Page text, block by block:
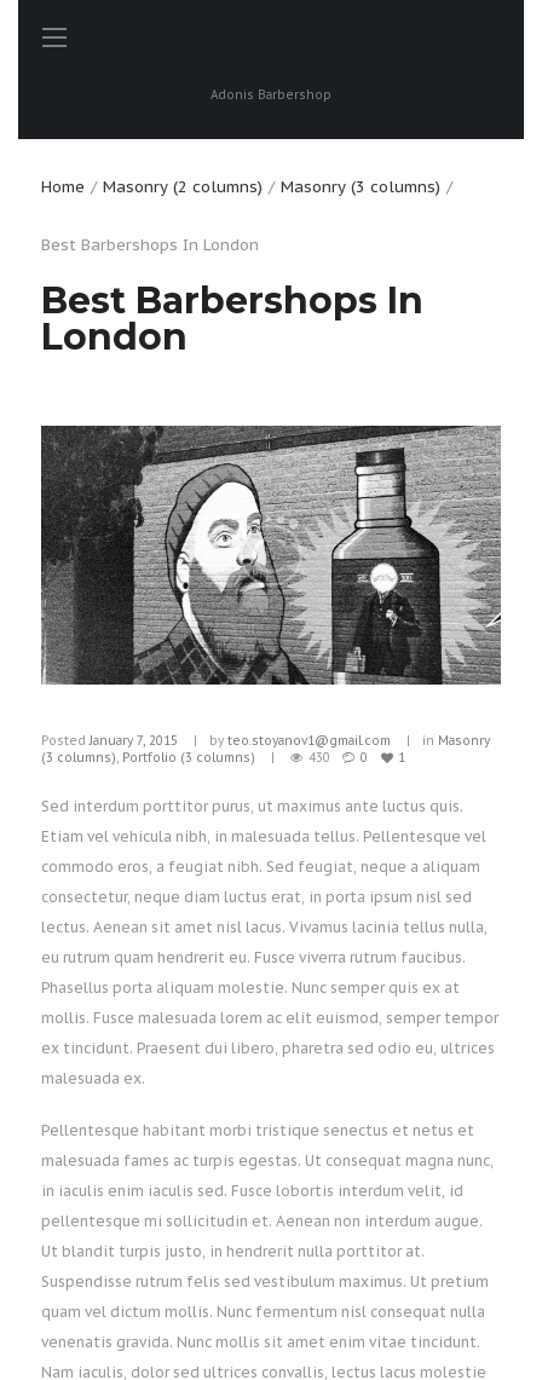
Adonis Barbershop
Home Masonry (2 columns) Masonry (3 columns)
Best Barbershops In London
Best Barbershops In
London
PostedJanuary 7, 2015 by teo.stoyanov1@gmail.com in Masonry
(3 columns), Portfolio (3 columns) 430 0 1
Sed interdum porttitor purus, ut maximus ante luctus quis.
Etiam vel vehicula nibh, in malesuada tellus. Pellentesque vel
commodo eros, a feugiat nibh. Sed feugiat, neque a aliquam
consectetur, neque diam luctus erat, in porta ipsum nisl sed
lectus. Aenean sit amet nisl lacus. Vivamus lacinia tellus nulla,
eu rutrum quam hendrerit eu. Fusce viverra rutrum faucibus.
Phasellus porta aliquam molestie. Nunc semper quis ex at
mollis. Fusce malesuada lorem ac elit euismod, semper tempor
ex tincidunt. Praesent dui libero, pharetra sed odio eu, ultrices
malesuada ex.
Pellentesque habitant morbi tristique senectus et netus et
malesuada fames ac turpis egestas. Ut consequat magna nunc,
in iaculis enim iaculis sed. Fusce lobortis interdum velit, id
pellentesque mi sollicitudin et. Aenean non interdum augue.
Ut blandit turpis justo, in hendrerit nulla porttitor at.
Suspendisse rutrum felis sed vestibulum maximus. Ut pretium
quam vel dictum mollis. Nunc fermentum nisl consequat nulla
venenatis gravida. Nunc mollis sit amet enim vitae tincidunt.
Nam iaculis, dolor sed ultrices convallis, lectus lacus molestie